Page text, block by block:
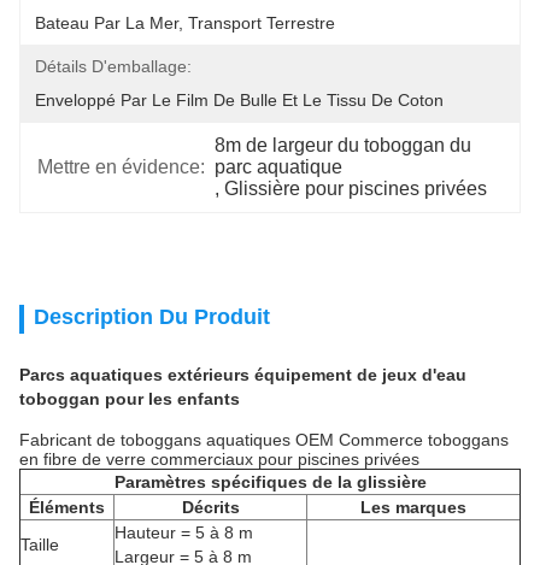
Bateau Par La Mer, Transport Terrestre
Détails D'emballage:
Enveloppé Par Le Film De Bulle Et Le Tissu De Coton
Mettre en évidence:
8m de largeur du toboggan du
parc aquatique
, Glissière pour piscines privées
Description Du Produit
Parcs aquatiques extérieurs équipement de jeux d'eau
toboggan pour les enfants
Fabricant de toboggans aquatiques OEM Commerce toboggans
en fibre de verre commerciaux pour piscines privées
Paramètres spécifiques de la glissière
Éléments
Décrits
Les marques
Taille
Hauteur = 5 à 8 m
Largeur = 5 à 8 m